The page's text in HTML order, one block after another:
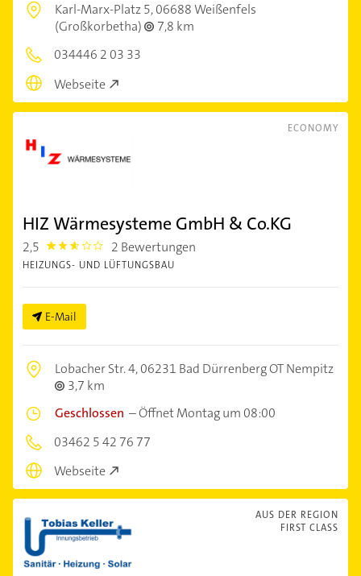
Karl-Marx-Platz 5,06688 Weißenfels
(Großkorbetha)
7,8 km
034446 2 03 33
Webseite
ECONOMY
HIZ Wärmesysteme GmbH & Co.KG
2,5 2.5 2 Bewertungen
HEIZUNGS- UND LÜFTUNGSBAU
E-Mail
Lobacher Str. 4,06231 Bad Dürrenberg OT Nempitz
3,7 km
Geschlossen –Öffnet Montag um 08:00
03462 5 42 76 77
Webseite
AUS DER REGION
FIRST CLASS